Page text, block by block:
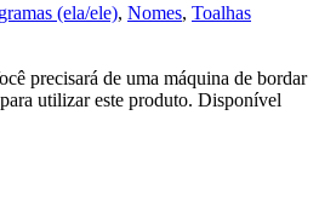
(ela/ele), Nomes, Toalhas
precisará de uma máquina de bordar
utilizar este produto. Disponível